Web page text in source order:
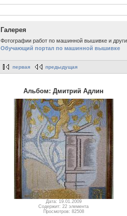
Галерея
Фотографии работ по машинной вышивке и
Обучающий портал по машинной вышивке
первая предыдущая
Альбом: Дмитрий Адлин
Дата: 19.01.2009
Содержит: 22 элемента
Просмотров: 82508